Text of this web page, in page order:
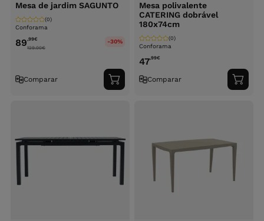
Mesa de jardim SAGUNTO
Conforama
(0)
89,99€
129.00€
-30%
Comparar
Adicionar
ao
Mesa polivalente
CATERING dobrável
180x74cm
Conforama
(0)
47,99€
Comparar
ao